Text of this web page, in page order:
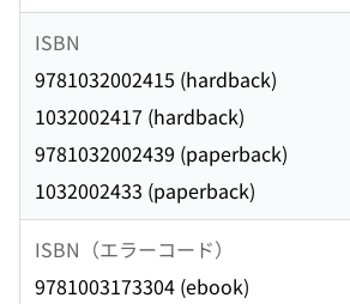
ISBN
9781032002415 (hardback)
1032002417 (hardback)
9781032002439 (paperback)
1032002433 (paperback)
ISBN（エラーコード）
9781003173304 (ebook)